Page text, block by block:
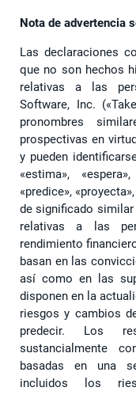
Nota de advertencia
Las declaraciones
que no son hechos
relativas a las
Software, Inc.
pronombres
prospectivas en
y pueden
«estima»,
«predice»,
de significado
relativas a las
rendimiento
basan en las
así como en las
disponen en la
riesgos y cambios
predecir. Los
sustancialmente
basadas en una
incluidos los